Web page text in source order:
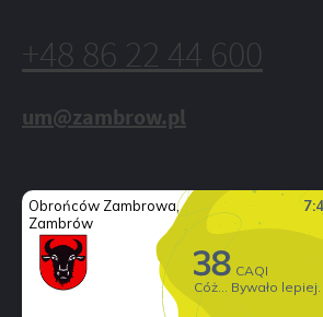
+48 86 22 44 600
um@zambrow.pl